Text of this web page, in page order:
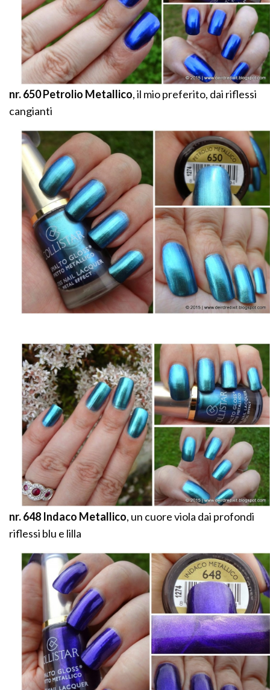
nr. 650 Petrolio Metallico, il mio preferito, dai riflessi
cangianti
nr. 648 Indaco Metallico, un cuore viola dai profondi
riflessi blu e lilla